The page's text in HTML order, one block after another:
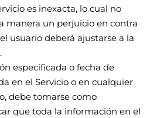
es inexacta, lo cual no
manera un perjuicio en contra
usuario deberá ajustarse a la
especificada o fecha de
en el Servicio o en cualquier
debe tomarse como
que toda la información en el